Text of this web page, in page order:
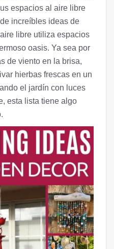
espacios al aire libre
increíbles ideas de
libre utiliza espacios
oasis. Ya sea por
de viento en la brisa,
hierbas frescas en un
el jardín con luces
esta lista tiene algo